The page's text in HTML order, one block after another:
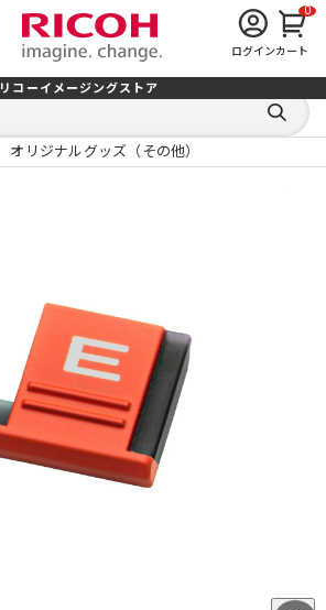
ログイン
0
カート
リコーイメージングストア
キ
検
索
る
オリジナルグッズ（その他）